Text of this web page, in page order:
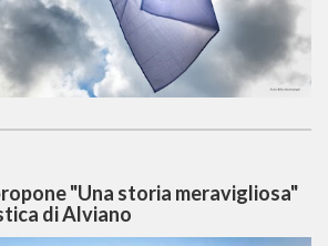
"Una storia meravigliosa"
di Alviano